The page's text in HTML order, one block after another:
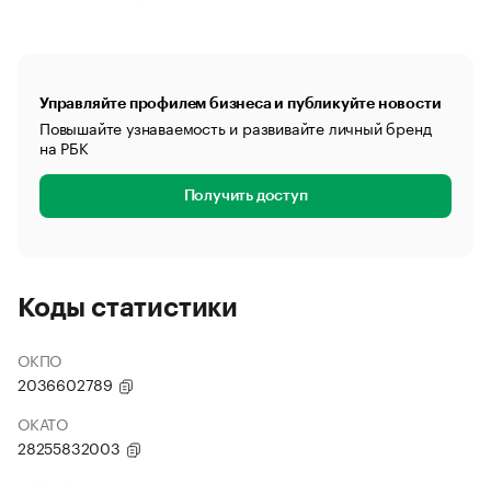
Управляйте профилем бизнеса и публикуйте новости
Повышайте узнаваемость и развивайте личный бренд
на РБК
Получить доступ
Коды статистики
ОКПО
2036602789
ОКАТО
28255832003